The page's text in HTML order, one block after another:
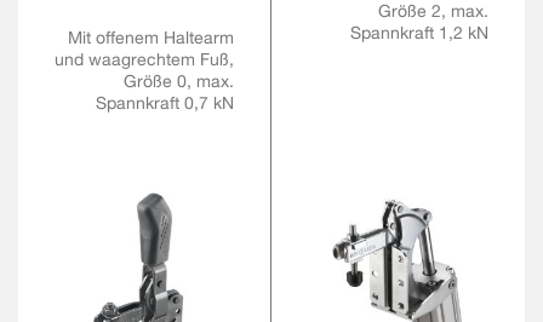
Mit offenem Haltearm
und waagrechtem Fuß,
Größe 0, max.
Spannkraft 0,7 kN
Größe 2, max.
Spannkraft 1,2 kN